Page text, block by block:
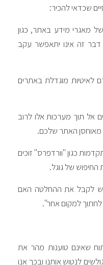
שכדאי להכיר:
מאגרי מידע באתר, כגון
דבר זה אינו יתאפשר עקב
לאיטיות מוגדלת באתרים
אל תוך מערכות אלו לרוב
מאוחסן האתר שלכם.
כגון "וורדפרס" זוכים
החיפוש של גוגל.
לקבל את ההחלטה האם
למקום אחר".
שאינם טוענות מהר את
לנטוש אותנו ובכך אנו